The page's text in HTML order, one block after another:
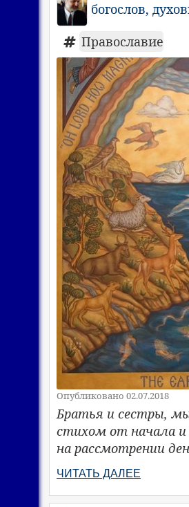
богослов,
Православие
Опубликовано 02.07.2018
Братья и сестры,
стихом от начала и
на рассмотрении
ЧИТАТЬ ДАЛЕЕ